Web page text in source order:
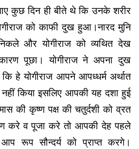
कुछ दिन ही बीते थे कि उनके शरीर
को काफी दुख हुआ।नारद मुनि
और योगीराज को व्यथित देख
पूछा। योगीराज ने अपना दुख
कि हे योगीराज आपने आपध्धर्म अर्थात
किया इसलिए आपकी यह दशा हुई
की कृष्ण पक्ष की चतुर्दशी को व्रत
करे व पूजा करे तो आपकी देह पहले
रूप सौन्दर्य को प्राप्त करगे।